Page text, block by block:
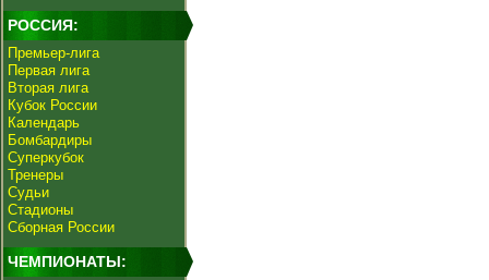
РОССИЯ:
Премьер-лига
Первая лига
Вторая лига
Кубок России
Календарь
Бомбардиры
Суперкубок
Тренеры
Судьи
Стадионы
Сборная России
ЧЕМПИОНАТЫ: